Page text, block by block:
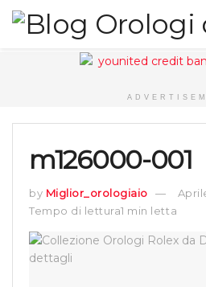
m126000-001
by Miglior_orologiaio
Tempo di lettura1 min letta